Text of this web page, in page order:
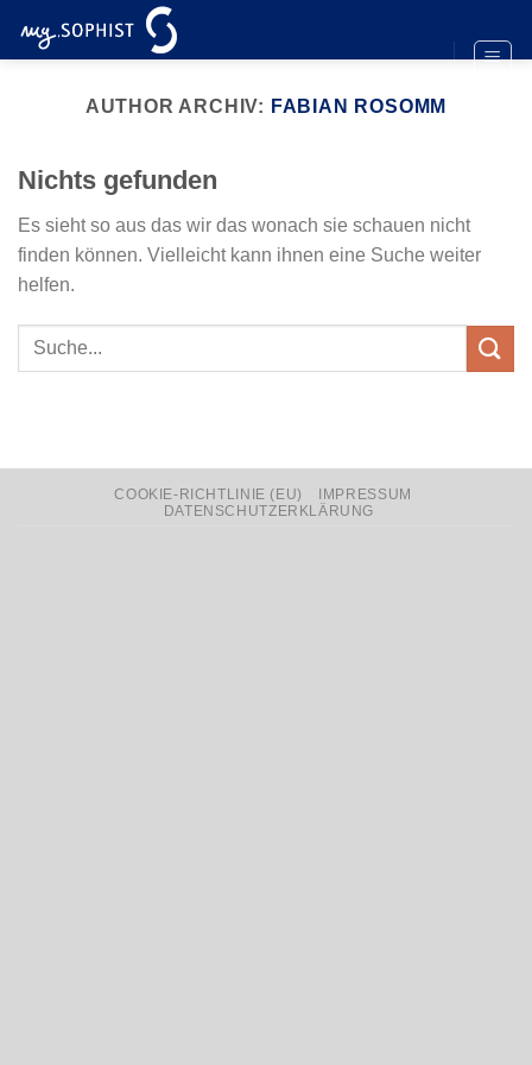
Inhalt
AUTHOR ARCHIV: FABIAN ROSOMM
Nichts gefunden
Es sieht so aus das wir das wonach sie schauen nicht
finden können. Vielleicht kann ihnen eine Suche weiter
helfen.
COOKIE-RICHTLINIE (EU)
IMPRESSUM
DATENSCHUTZERKLÄRUNG